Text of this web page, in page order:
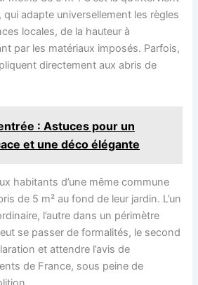
qui adapte universellement les règles
locales, de la hauteur à
par les matériaux imposés. Parfois,
directement aux abris de
: Astuces pour un
et une déco élégante
habitants d’une même commune
de 5 m² au fond de leur jardin. L’un
l’autre dans un périmètre
se passer de formalités, le second
et attendre l’avis de
de France, sous peine de